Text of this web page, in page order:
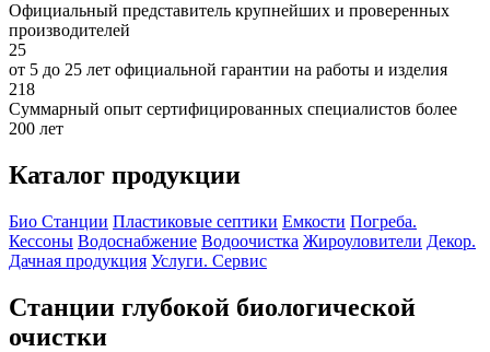
Официальный представитель крупнейших и проверенных
производителей
25
от 5 до 25 лет официальной гарантии на работы и изделия
218
Суммарный опыт сертифицированных специалистов более
200 лет
Каталог продукции
Био Станции Пластиковые септики Емкости Погреба.
Кессоны Водоснабжение Водоочистка Жироуловители Декор.
Дачная продукция Услуги. Сервис
Станции глубокой биологической
очистки